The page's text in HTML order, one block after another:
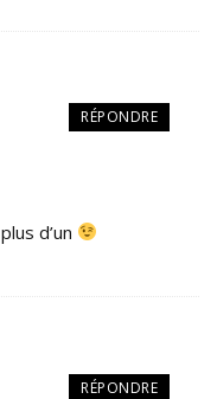
RÉPONDRE
d’un
RÉPONDRE